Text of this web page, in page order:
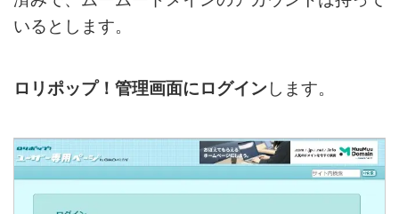
いるとします。
ロリポップ！管理画面にログイン します。